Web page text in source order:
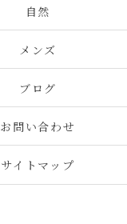
自然
メンズ
ブログ
お問い合わせ
サイトマップ